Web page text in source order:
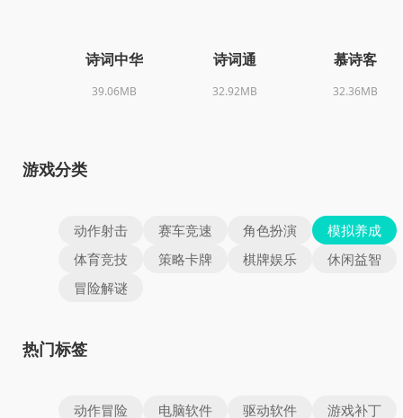
诗词中华
39.06MB
诗词通
32.92MB
慕诗客
32.36MB
游戏分类
动作射击 赛车竞速 角色扮演
模拟养成
体育竞技
策略卡牌 棋牌娱乐
休闲益智
冒险解谜
热门标签
动作冒险 电脑软件 驱动软件
游戏补丁